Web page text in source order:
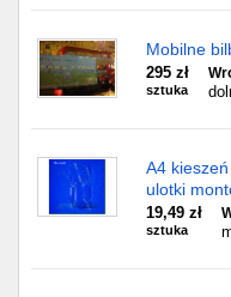
Mobilne
295 zł
sztuka
A4
ulotki
19,49 zł
sztuka